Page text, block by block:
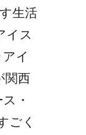
生活
イス
イ
関西
・
ごく